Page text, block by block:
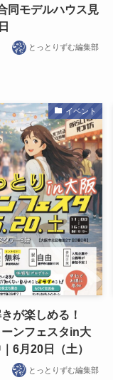
同モデルハウス見
とっとりずむ編集部
イベント
が楽しめる！
ーンフェスタin大
6月20日（土）
とっとりずむ編集部